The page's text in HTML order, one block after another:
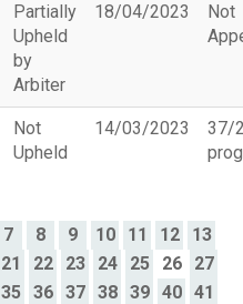
Partially
Upheld
by
Arbiter
18/04/2023
Not
Not
Upheld
14/03/2023
37/
7 8 9 10 11 12
13
21 22 23 24 25 26
27
35 36 37 38 39 40
41